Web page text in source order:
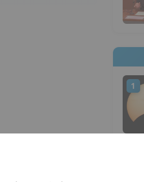
ciudadanos que en
y Zaragoza,
brotes de
1